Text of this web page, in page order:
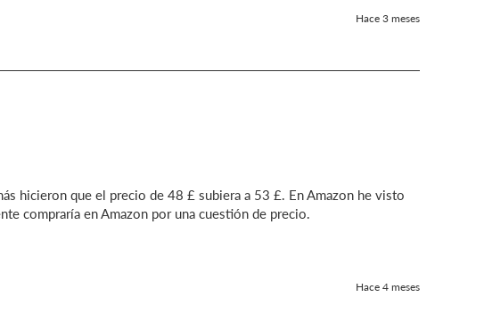
Hace 3 meses
hicieron que el precio de 48 £ subiera a 53 £. En Amazon he visto
compraría en Amazon por una cuestión de precio.
Hace 4 meses